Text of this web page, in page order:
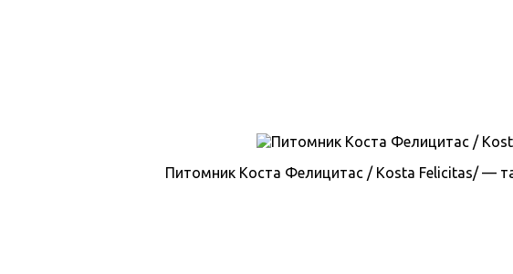
Питомник Коста Фелицитас / Kosta Felicitas/ —